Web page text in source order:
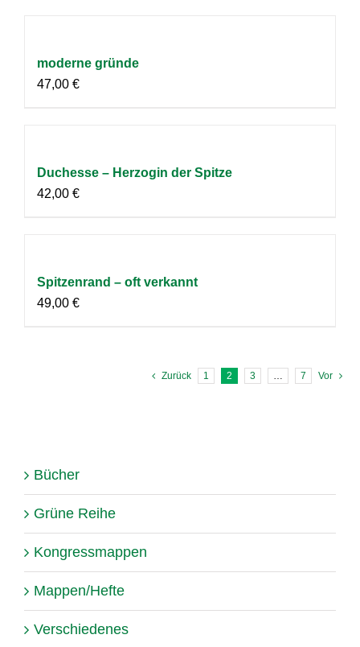
moderne gründe
47,00 €
Duchesse – Herzogin der Spitze
42,00 €
Spitzenrand – oft verkannt
49,00 €
Zurück 1 2 3 … 7 Vor
Bücher
Grüne Reihe
Kongressmappen
Mappen/Hefte
Verschiedenes